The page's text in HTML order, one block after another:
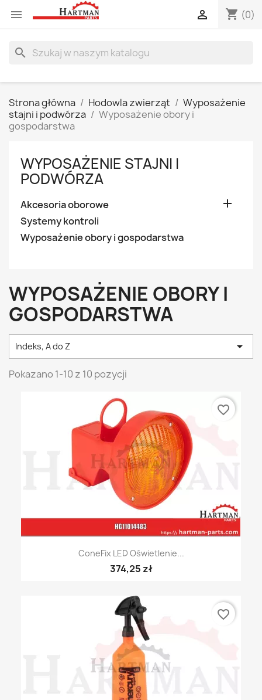
 shopping_cart (0)

search
Strona główna Hodowla zwierząt
Wyposażenie
stajni i podwórza
Wyposażenie obory i
gospodarstwa
WYPOSAŻENIE STAJNI I
PODWÓRZA
Akcesoria oborowe 
Systemy kontroli
Wyposażenie obory i gospodarstwa
WYPOSAŻENIE OBORY I
GOSPODARSTWA
Indeks, A do Z 
Pokazano 1-10 z 10 pozycji
ConeFix LED Oświetlenie...
374,25 zł
favorite_border
favorite_border